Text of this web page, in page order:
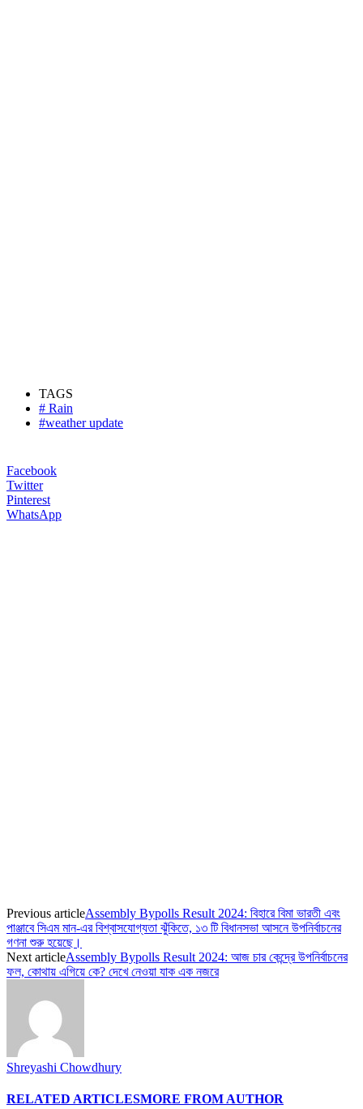
TAGS
# Rain
#weather update
Facebook
Twitter
Pinterest
WhatsApp
Previous articleAssembly Bypolls Result 2024: বিহারে বিমা ভারতী এবং
পাঞ্জাবে সিএম মান-এর বিশ্বাসযোগ্যতা ঝুঁকিতে, ১৩ টি বিধানসভা আসনে উপনির্বাচনের
গণনা শুরু হয়েছে।
Next articleAssembly Bypolls Result 2024: আজ চার কেন্দ্রে উপনির্বাচনের
ফল, কোথায় এগিয়ে কে? দেখে নেওয়া যাক এক নজরে
Shreyashi Chowdhury
RELATED ARTICLESMORE FROM AUTHOR